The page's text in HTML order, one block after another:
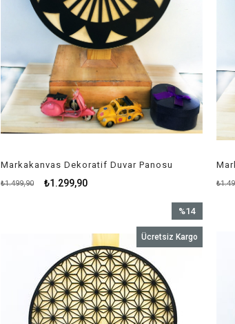
Markakanvas Dekoratif Duvar Panosu
₺1.299,90
₺1.499,90
%14
İndirim
%14İndirim
Ücretsiz Kargo